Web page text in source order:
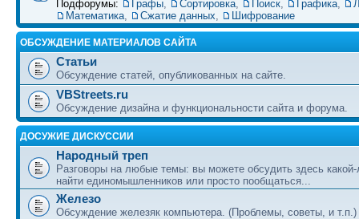
Подфорумы:
Графы, Сортировка, Поиск, Графика,
Математика, Сжатие данных, Шифрование
ОБСУЖДЕНИЕ МАТЕРИАЛОВ САЙТА
Статьи
Обсуждение статей, опубликованных на сайте.
VBStreets.ru
Обсуждение дизайна и функциональности сайта и форума.
ДОСУЖИЕ ДИСКУССИИ
Народный треп
Разговоры на любые темы: вы можете обсудить здесь какой-
найти единомышленников или просто пообщаться...
Железо
Обсуждение железяк компьютера. (Проблемы, советы, и т.п.)